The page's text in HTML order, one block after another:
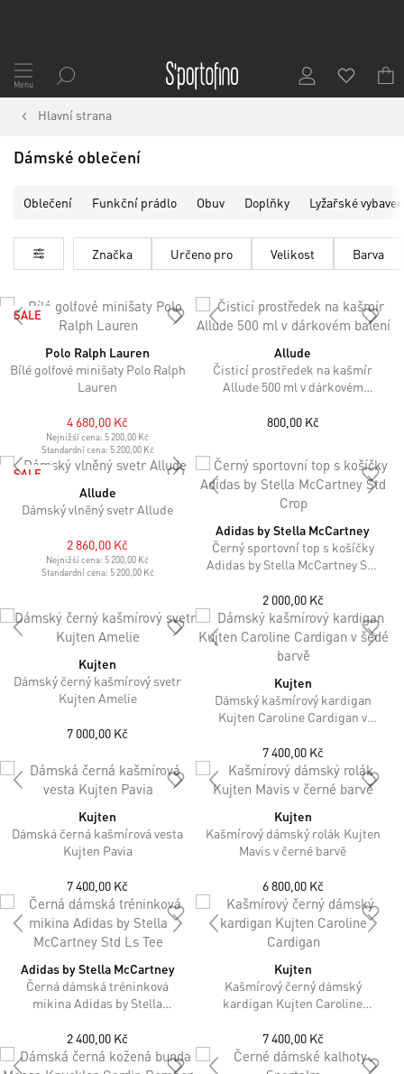
Přejít
na
obsah
Menu
Hlavní strana
Dámské oblečení
Oblečení Funkční prádlo Obuv Doplňky Lyžařské
Značka Určeno pro Velikost Barva
SALE
Polo Ralph Lauren
Bílé golfové minišaty Polo Ralph
Lauren
4 680,00 Kč
Nejnižší cena: 5 200,00 Kč
Standardní cena: 5 200,00 Kč
Allude
Čisticí prostředek na kašmír
Allude 500 ml v dárkovém
800,00 Kč
SALE
Allude
Dámský vlněný svetr Allude
2 860,00 Kč
Nejnižší cena: 5 200,00 Kč
Standardní cena: 5 200,00 Kč
Adidas by Stella McCartney
Černý sportovní top s košíčky
Adidas by Stella McCartney Std
2 000,00 Kč
Kujten
Dámský černý kašmírový svetr
Kujten Amelie
7 000,00 Kč
Kujten
Dámský kašmírový kardigan
Kujten Caroline Cardigan v
7 400,00 Kč
Kujten
Dámská černá kašmírová vesta
Kujten Pavia
7 400,00 Kč
Kujten
Kašmírový dámský rolák Kujten
Mavis v černé barvě
6 800,00 Kč
Adidas by Stella McCartney
Černá dámská tréninková
mikina Adidas by Stella
2 400,00 Kč
Kujten
Kašmírový černý dámský
kardigan Kujten Caroline
7 400,00 Kč